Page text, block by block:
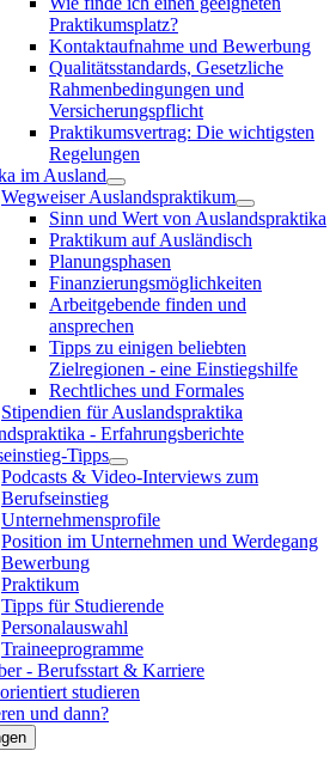
Praktikumsplatz?
Kontaktaufnahme und Bewerbung
Qualitätsstandards, Gesetzliche
Rahmenbedingungen und
Versicherungspflicht
Praktikumsvertrag: Die wichtigsten
Regelungen
im Ausland
Wegweiser Auslandspraktikum
Sinn und Wert von Auslandspraktika
Praktikum auf Ausländisch
Planungsphasen
Finanzierungsmöglichkeiten
Arbeitgebende finden und
ansprechen
Tipps zu einigen beliebten
Zielregionen - eine Einstiegshilfe
Rechtliches und Formales
Stipendien für Auslandspraktika
- Erfahrungsberichte
Tipps
Podcasts & Video-Interviews zum
Berufseinstieg
Unternehmensprofile
Position im Unternehmen und Werdegang
Bewerbung
Praktikum
Tipps für Studierende
Personalauswahl
Traineeprogramme
- Berufsstart & Karriere
studieren
und dann?